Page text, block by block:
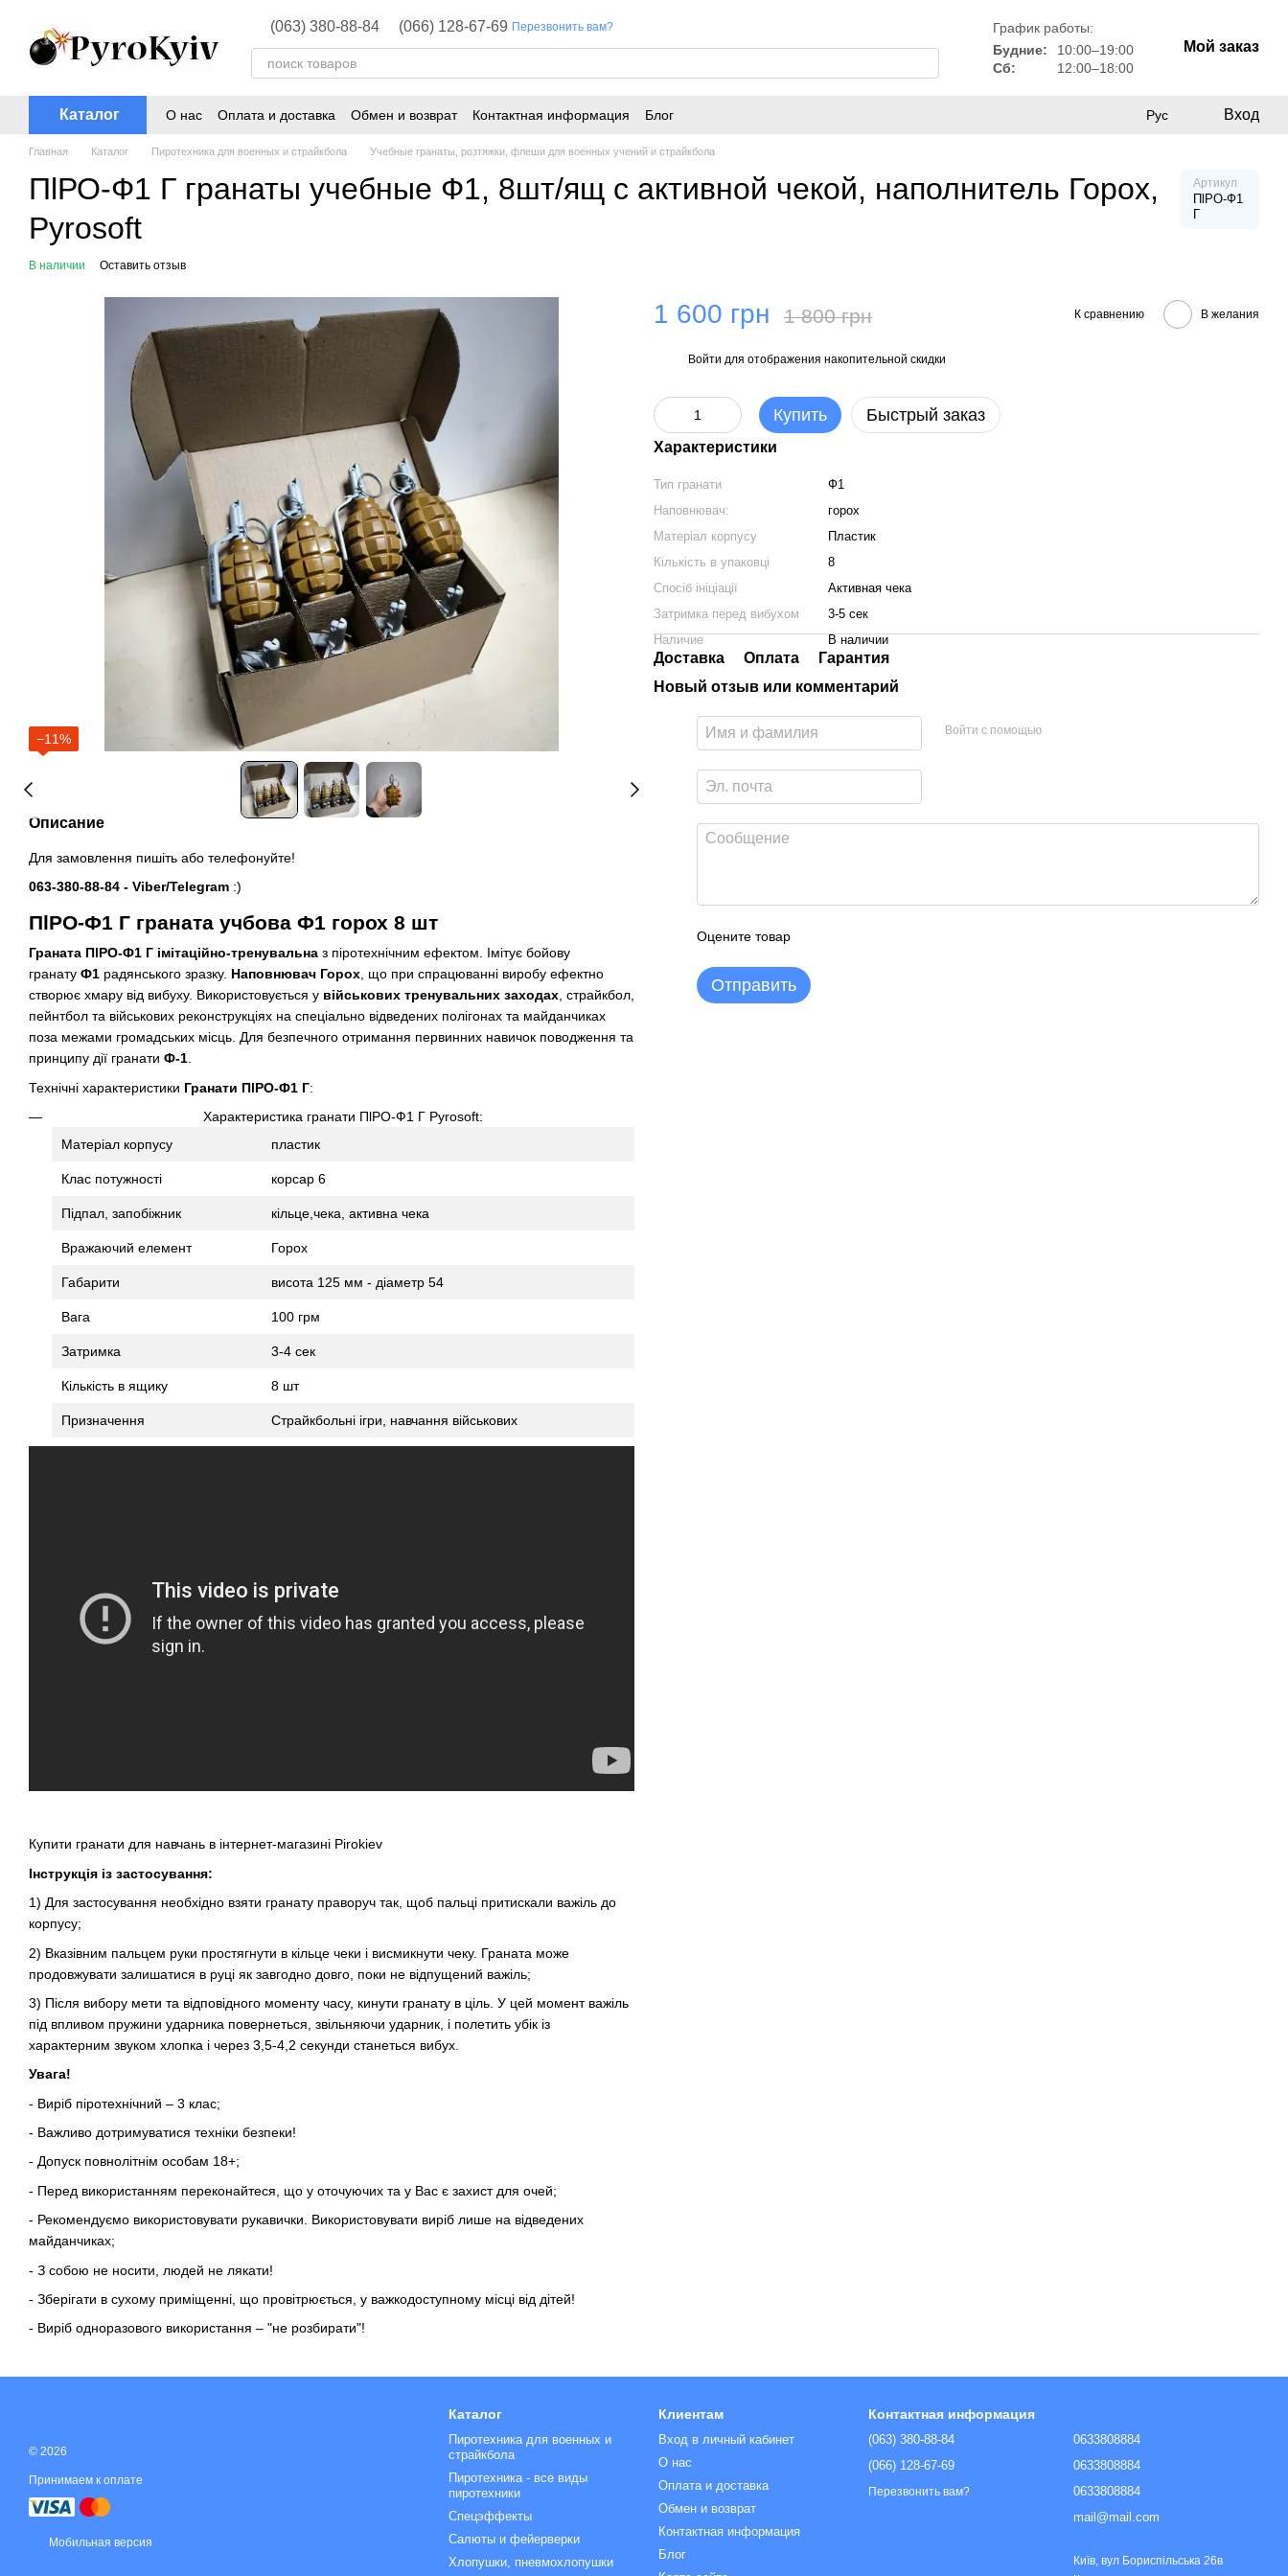
(063) 380-88-84 (066) 128-67-69 Перезвонить вам?
График работы:
Будние:
10:00–19:00
Сб:
12:00–18:00
Мой заказ
Каталог О нас Оплата и доставка Обмен и возврат Контактная информация Блог Рус Вход
Главная Каталог Пиротехника для военных и страйкбола Учебные гранаты, розтяжки, флеши для военных учений и страйкбола
ПlРО-Ф1 Г гранаты учебные Ф1, 8шт/ящ с активной чекой, наполнитель Горох,
Pyrosoft
Артикул
ПlРО-Ф1
Г
В наличии Оставить отзыв
−11%
Описание
Для замовлення пишіть або телефонуйте!
063-380-88-84 - Viber/Telegram :)
ПlРО-Ф1 Г граната учбова Ф1 горох 8 шт
Граната ПlРО-Ф1 Г імітаційно-тренувальна з піротехнічним ефектом. Імітує бойову
гранату Ф1 радянського зразку. Наповнювач Горох, що при спрацюванні виробу ефектно
створює хмару від вибуху. Використовується у військових тренувальних заходах, страйкбол,
пейнтбол та військових реконструкціях на спеціально відведених полігонах та майданчиках
поза межами громадських місць. Для безпечного отримання первинних навичок поводження та
принципу дії гранати Ф-1.
Технічні характеристики Гранати ПlРО-Ф1 Г:
Характеристика гранати ПlРО-Ф1 Г Pyrosoft:
Матеріал корпусу
пластик
Клас потужності корсар 6
Підпал, запобіжник кільце,чека, активна чека
Вражаючий елемент Горох
Габарити висота 125 мм - діаметр 54
Вага 100 грм
Затримка 3-4 сек
Кількість в ящику 8 шт
Призначення Страйкбольні ігри, навчання військових
Купити гранати для навчань в інтернет-магазині Pirokiev
Інструкція із застосування:
1) Для застосування необхідно взяти гранату праворуч так, щоб пальці притискали важіль до
корпусу;
2) Вказівним пальцем руки простягнути в кільце чеки і висмикнути чеку. Граната може
продовжувати залишатися в руці як завгодно довго, поки не відпущений важіль;
3) Після вибору мети та відповідного моменту часу, кинути гранату в ціль. У цей момент важіль
під впливом пружини ударника повернеться, звільняючи ударник, і полетить убік із
характерним звуком хлопка і через 3,5-4,2 секунди станеться вибух.
Увага!
- Виріб піротехнічний – 3 клас;
- Важливо дотримуватися техніки безпеки!
- Допуск повнолітнім особам 18+;
- Перед використанням переконайтеся, що у оточуючих та у Вас є захист для очей;
- Рекомендуємо використовувати рукавички. Використовувати виріб лише на відведених
майданчиках;
- З собою не носити, людей не лякати!
- Зберігати в сухому приміщенні, що провітрюється, у важкодоступному місці від дітей!
- Виріб одноразового використання – "не розбирати"!
1 600 грн 1 800 грн К сравнению В желания
Войти для отображения накопительной скидки
Купить Быстрый заказ
Характеристики
Тип гранати
Ф1
Наповнювач:
горох
Матеріал корпусу
Пластик
Кількість в упаковці
8
Спосіб ініціації
Активная чека
Затримка перед вибухом
3-5 сек
Наличие
В наличии
Доставка Оплата
Гарантия
Новый отзыв или комментарий
Войти с помощью
Оцените товар
Отправить
© 2026
Принимаем к оплате
Мобильная версия
Каталог
Пиротехника для военных и
страйкбола
Пиротехника - все виды
пиротехники
Спецэффекты
Салюты и фейерверки
Хлопушки, пневмохлопушки
Клиентам
Вход в личный кабинет
О нас
Оплата и доставка
Обмен и возврат
Контактная информация
Блог
Контактная информация
(063) 380-88-84
(066) 128-67-69
Перезвонить вам?
0633808884
0633808884
0633808884
mail@mail.com
Київ, вул Бориспільська 26в